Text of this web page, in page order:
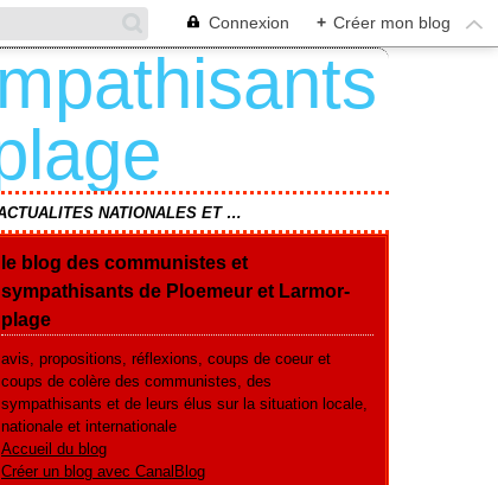
Connexion + Créer mon blog
ACTUALITES NATIONALES ET REGIONALES
le blog des communistes et
sympathisants de Ploemeur et Larmor-
plage
avis, propositions, réflexions, coups de coeur et
coups de colère des communistes, des
sympathisants et de leurs élus sur la situation locale,
nationale et internationale
Accueil du blog
Créer un blog avec CanalBlog